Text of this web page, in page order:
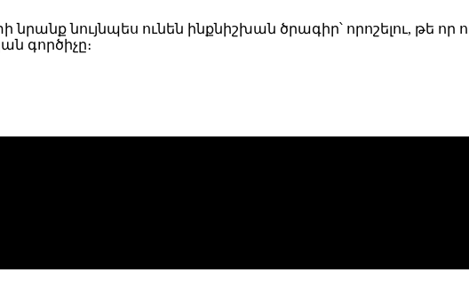
նույնպես ունեն ինքնիշխան ծրագիր՝ որոշելու, թե որ
գործիչը։